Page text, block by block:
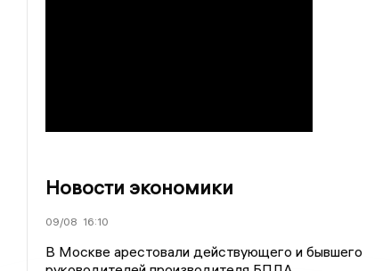
Новости экономики
09/08 16:10
В Москве арестовали действующего и бывшего